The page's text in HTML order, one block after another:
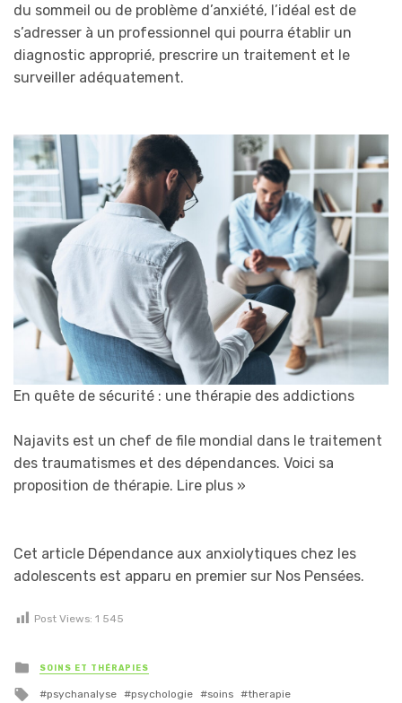
du sommeil ou de problème d’anxiété, l’idéal est de
s’adresser à un professionnel qui pourra établir un
diagnostic approprié, prescrire un traitement et le
surveiller adéquatement.
En quête de sécurité : une thérapie des addictions
Najavits est un chef de file mondial dans le traitement
des traumatismes et des dépendances. Voici sa
proposition de thérapie. Lire plus »
Cet article Dépendance aux anxiolytiques chez les
adolescents est apparu en premier sur Nos Pensées.
Post Views: 1 545
Posted in
SOINS ET THÉRAPIES
Tagged with
psychanalyse psychologie soins therapie